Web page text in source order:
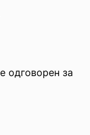
одговорен за